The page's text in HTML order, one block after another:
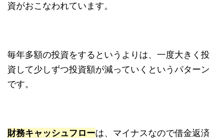
資がおこなわれています。
毎年多額の投資をするというよりは、一度大きく投
資して少しずつ投資額が減っていくというパターン
です。
財務キャッシュフローは、マイナスなので借金返済